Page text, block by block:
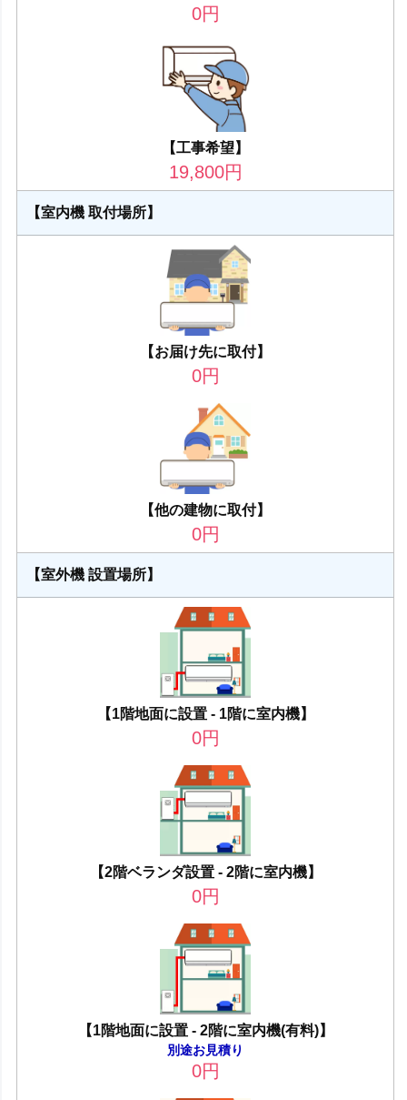
0円
【工事希望】
19,800円
【室内機 取付場所】
【お届け先に取付】
0円
【他の建物に取付】
0円
【室外機 設置場所】
【1階地面に設置 - 1階に室内機】
0円
【2階ベランダ設置 - 2階に室内機】
0円
【1階地面に設置 - 2階に室内機(有料)】
別途お見積り
0円